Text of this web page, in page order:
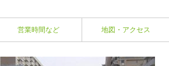
営業時間など 地図・アクセス